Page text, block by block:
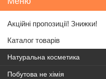
Акційні пропозиції! Знижки!
Каталог товарів
Натуральна косметика
Побутова не хімія